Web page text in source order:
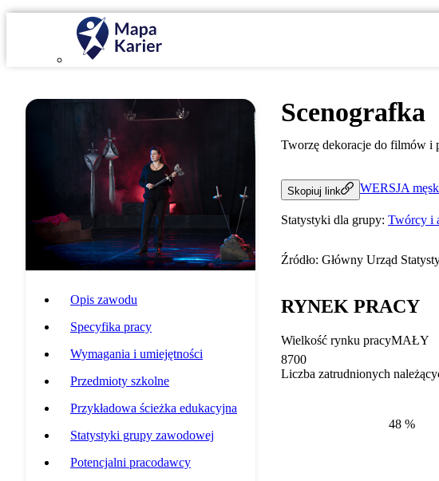
Opis zawodu
Specyfika pracy
Wymagania i umiejętności
Przedmioty szkolne
Przykładowa ścieżka edukacyjna
Statystyki grupy zawodowej
Potencjalni pracodawcy
Scenografka
Tworzę dekoracje do filmów i
Skopiuj link WERSJA
Statystyki dla grupy: Twórcy i
Źródło: Główny Urząd
RYNEK PRACY
Wielkość rynku pracyMAŁY
8700
Liczba zatrudnionych
48 %